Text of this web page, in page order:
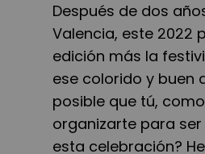
Después de dos
Valencia, este 2022
edición más la
ese colorido y buen
posible que tú,
organizarte para
esta celebración?